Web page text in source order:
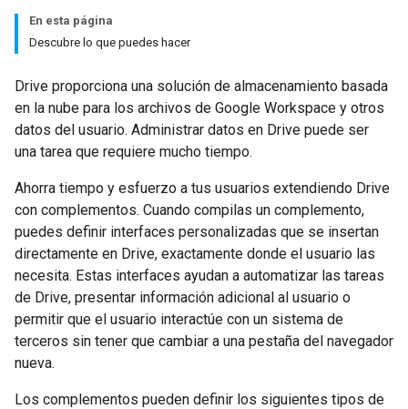
En esta página
Descubre lo que puedes hacer
Drive proporciona una solución de almacenamiento basada
en la nube para los archivos de Google Workspace y otros
datos del usuario. Administrar datos en Drive puede ser
una tarea que requiere mucho tiempo.
Ahorra tiempo y esfuerzo a tus usuarios extendiendo Drive
con complementos. Cuando compilas un complemento,
puedes definir interfaces personalizadas que se insertan
directamente en Drive, exactamente donde el usuario las
necesita. Estas interfaces ayudan a automatizar las tareas
de Drive, presentar información adicional al usuario o
permitir que el usuario interactúe con un sistema de
terceros sin tener que cambiar a una pestaña del navegador
nueva.
Los complementos pueden definir los siguientes tipos de